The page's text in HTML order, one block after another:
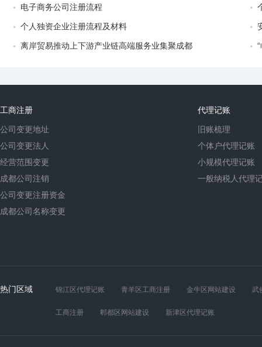
电子商务公司注册流程
个人独资企业注册流程及材料
离岸贸易推动上下游产业链高端服务业集聚成都
工商注册
公司变更地址
公司变更法人
经营范围变更
成都公司注销
公司变更注册资金
成都公司名称变更
代理记账
旧账梳理
个体户代理记账
小规模代理记账
一般纳税人代理
热门区域 锦江区代理记账 青羊区工商注册 金牛区网站建设 武
工商注册 郫都区网站建设 新津区代理记账